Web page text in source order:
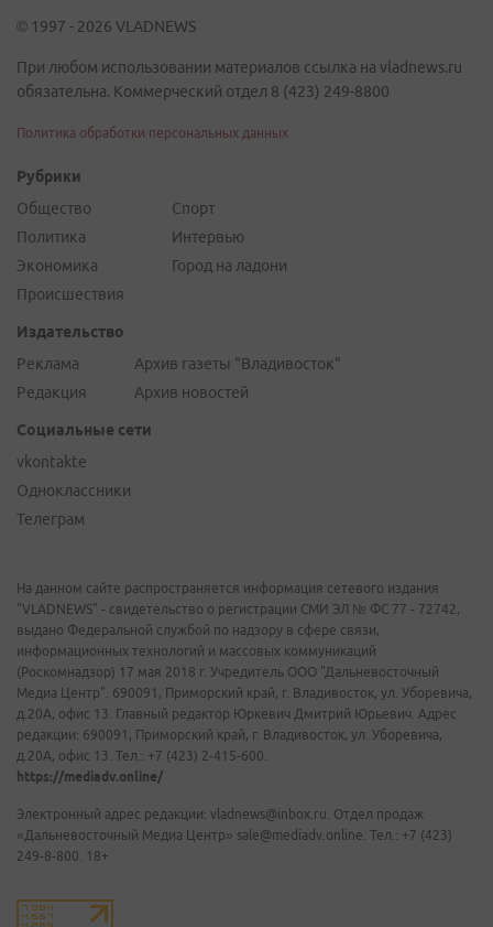
© 1997 - 2026 VLADNEWS
При любом использовании материалов ссылка на vladnews.ru
обязательна. Коммерческий отдел 8 (423) 249-8800
Политика обработки персональных данных
Рубрики
Общество
Политика
Экономика
Происшествия
Спорт
Интервью
Город на ладони
Издательство
Реклама
Редакция
Архив газеты "Владивосток"
Архив новостей
Социальные сети
vkontakte
Одноклассники
Телеграм
На данном сайте распространяется информация сетевого издания
"VLADNEWS" - свидетельство о регистрации СМИ ЭЛ № ФС 77 - 72742,
выдано Федеральной службой по надзору в сфере связи,
информационных технологий и массовых коммуникаций
(Роскомнадзор) 17 мая 2018 г. Учредитель ООО "Дальневосточный
Медиа Центр". 690091, Приморский край, г. Владивосток, ул. Уборевича,
д.20А, офис 13. Главный редактор Юркевич Дмитрий Юрьевич. Адрес
редакции: 690091, Приморский край, г. Владивосток, ул. Уборевича,
д.20А, офис 13. Тел.: +7 (423) 2-415-600.
https://mediadv.online/
Электронный адрес редакции: vladnews@inbox.ru. Отдел продаж
«Дальневосточный Медиа Центр» sale@mediadv.online. Тел.: +7 (423)
249-8-800. 18+